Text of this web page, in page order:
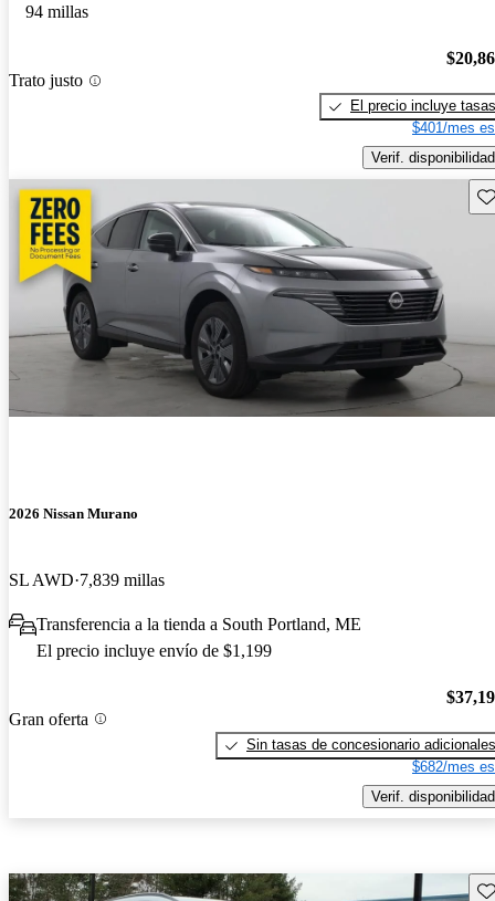
94 millas
Trato justo
El precio incluye tasas
$401/mes
Verif. disponibilidad
2026 Nissan Murano
SL AWD 7,839 millas
Transferencia a la tienda a South Portland, ME
El precio incluye envío de $1,199
Gran oferta
Sin tasas de concesionario adicionales
$682/mes
Verif. disponibilidad